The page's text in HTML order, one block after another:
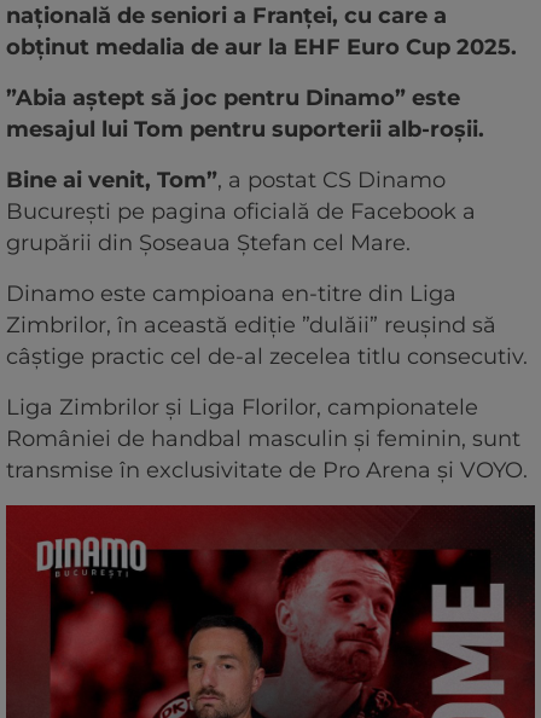
națională de seniori a Franței, cu care a
obținut medalia de aur la EHF Euro Cup 2025.
”Abia aștept să joc pentru Dinamo” este
mesajul lui Tom pentru suporterii alb-roșii.
Bine ai venit, Tom”, a postat CS Dinamo
București pe pagina oficială de Facebook a
grupării din Șoseaua Ștefan cel Mare.
Dinamo este campioana en-titre din Liga
Zimbrilor, în această ediție ”dulăii” reușind să
câștige practic cel de-al zecelea titlu consecutiv.
Liga Zimbrilor și Liga Florilor, campionatele
României de handbal masculin și feminin, sunt
transmise în exclusivitate de Pro Arena și VOYO.